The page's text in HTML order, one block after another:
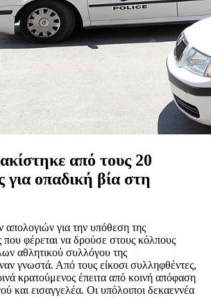
από τους 20
για οπαδική βία στη
για την υπόθεση της
που φέρεται να δρούσε στους κόλπους
αθλητικού συλλόγου της
γνωστά. Από τους είκοσι συλληφθέντες,
κρατούμενος έπειτα από κοινή απόφαση
και εισαγγελέα. Οι υπόλοιποι δεκαεννέα